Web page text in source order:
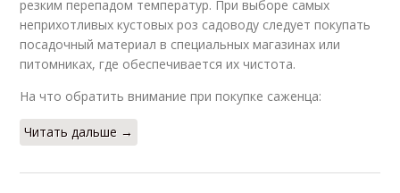
резким перепадом температур. При выборе самых
неприхотливых кустовых роз садоводу следует покупать
посадочный материал в специальных магазинах или
питомниках, где обеспечивается их чистота.
На что обратить внимание при покупке саженца:
Читать дальше →